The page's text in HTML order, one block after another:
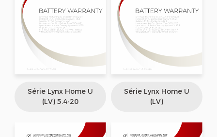
Série Lynx Home U
(LV) 5.4-20
Série Lynx Home U
(LV)